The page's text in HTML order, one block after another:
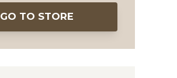
GO TO STORE